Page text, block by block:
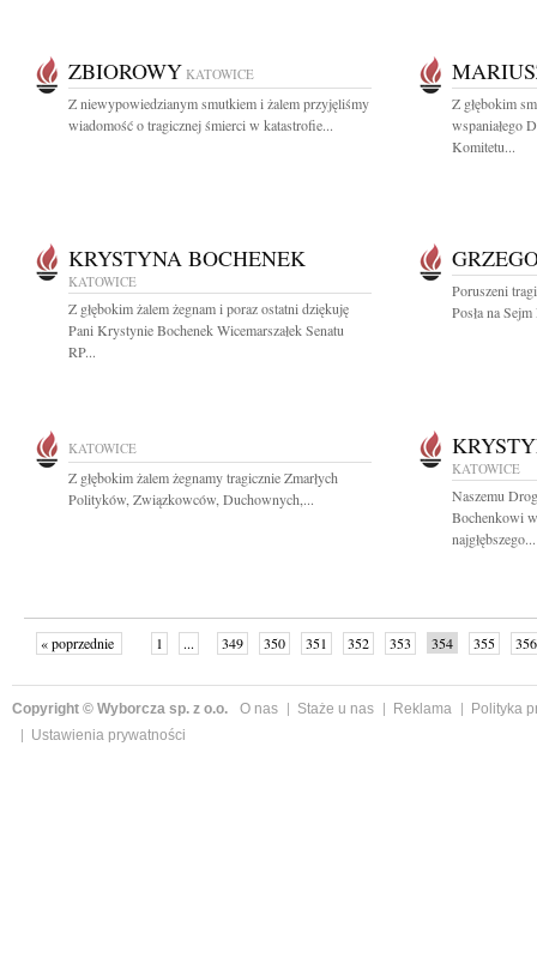
ZBIOROWY KATOWICE
Z niewypowiedzianym smutkiem i żalem przyjęliśmy
wiadomość o tragicznej śmierci w katastrofie...
Z głębokim
wspaniałego
Komitetu...
KRYSTYNA BOCHENEK
KATOWICE
Z głębokim żalem żegnam i poraz ostatni dziękuję
Pani Krystynie Bochenek Wicemarszałek Senatu
RP...
Poruszeni
Posła na
KATOWICE
Z głębokim żalem żegnamy tragicznie Zmarłych
Polityków, Związkowców, Duchownych,...
KATOWICE
Naszemu
Bochenkowi
najgłębszego...
« poprzednie 1 ... 349 350 351 352 353 354 355
356
Copyright © Wyborcza sp. z o.o. O nas Staże u nas Reklama
Polityka
Ustawienia prywatności